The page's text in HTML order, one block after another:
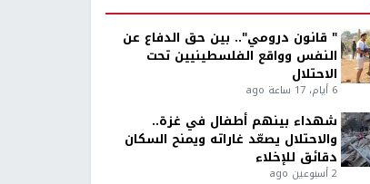
" قانون درومي".. بين حق الدفاع عن
النفس وواقع الفلسطينيين تحت
الاحتلال
6 أيام، 17 ساعة ago
شهداء بينهم أطفال في غزة..
والاحتلال يصعّد غاراته ويمنح السكان
دقائق للإخلاء
2 أسبوعين ago